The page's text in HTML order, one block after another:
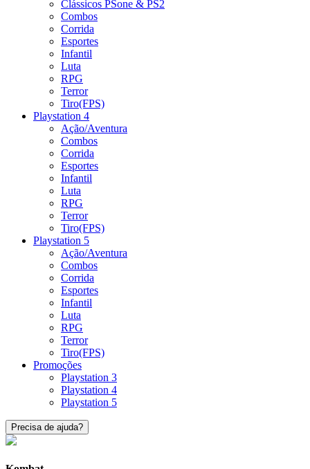
Clássicos PSone & PS2
Combos
Corrida
Esportes
Infantil
Luta
RPG
Terror
Tiro(FPS)
Playstation 4
Ação/Aventura
Combos
Corrida
Esportes
Infantil
Luta
RPG
Terror
Tiro(FPS)
Playstation 5
Ação/Aventura
Combos
Corrida
Esportes
Infantil
Luta
RPG
Terror
Tiro(FPS)
Promoções
Playstation 3
Playstation 4
Playstation 5
Precisa de ajuda?